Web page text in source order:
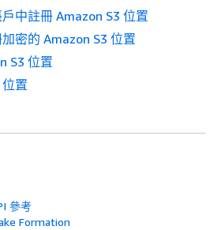
中註冊 Amazon S3 位置
密的 Amazon S3 位置
S3 位置
置
參考
Formation